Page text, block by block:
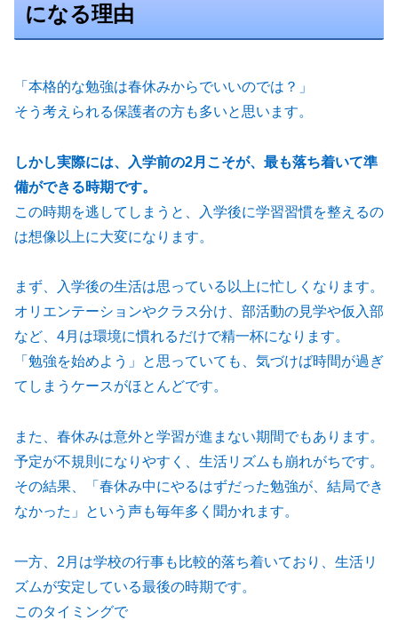
になる理由
「本格的な勉強は春休みからでいいのでは？」
そう考えられる保護者の方も多いと思います。
しかし実際には、入学前の2月こそが、最も落ち着いて準
備ができる時期です。
この時期を逃してしまうと、入学後に学習習慣を整えるの
は想像以上に大変になります。
まず、入学後の生活は思っている以上に忙しくなります。
オリエンテーションやクラス分け、部活動の見学や仮入部
など、4月は環境に慣れるだけで精一杯になります。
「勉強を始めよう」と思っていても、気づけば時間が過ぎ
てしまうケースがほとんどです。
また、春休みは意外と学習が進まない期間でもあります。
予定が不規則になりやすく、生活リズムも崩れがちです。
その結果、「春休み中にやるはずだった勉強が、結局でき
なかった」という声も毎年多く聞かれます。
一方、2月は学校の行事も比較的落ち着いており、生活リ
ズムが安定している最後の時期です。
このタイミングで